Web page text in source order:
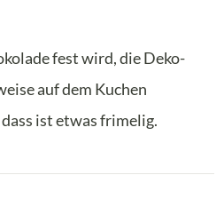
fest wird, die Deko-
auf dem Kuchen
ist etwas frimelig.